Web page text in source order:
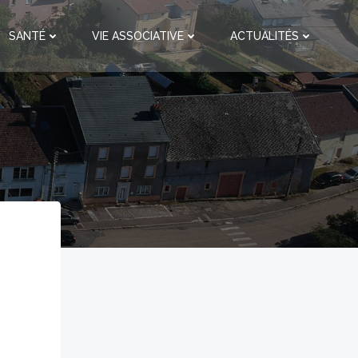
SANTÉ VIE ASSOCIATIVE ACTUALITÉS